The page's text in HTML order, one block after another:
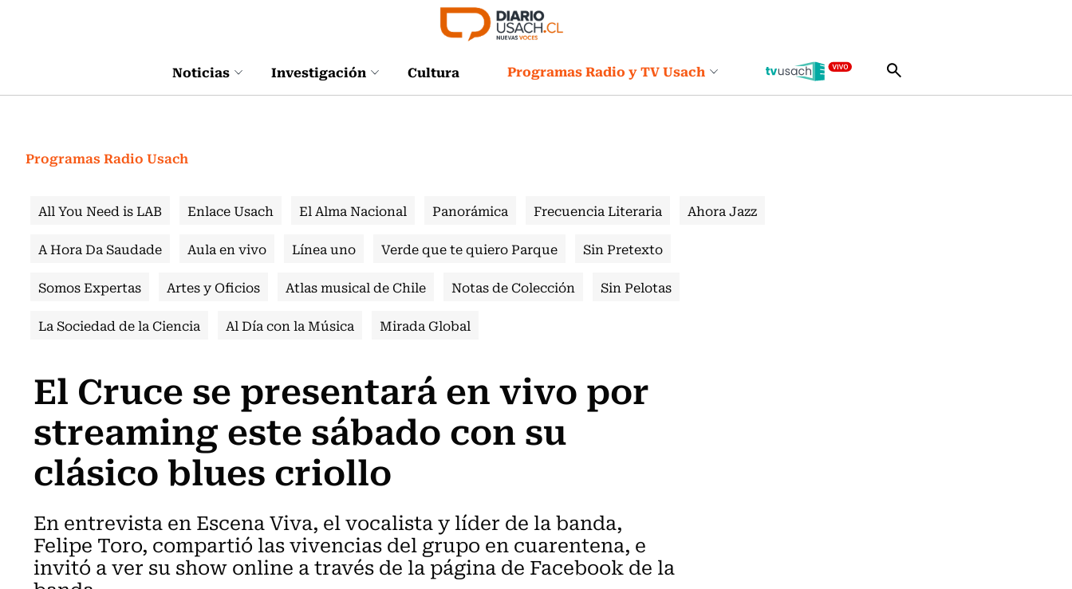
Noticias Investigación Cultura Programas Radio y TV Usach
Programas Radio Usach
All You Need is LAB Enlace Usach El Alma Nacional Panorámica Frecuencia Literaria
Ahora Jazz
A Hora Da Saudade
Aula en vivo Línea uno Verde que te quiero Parque
Sin Pretexto
Somos Expertas
Artes y Oficios Atlas musical de Chile Notas de Colección
Sin Pelotas
La Sociedad de la Ciencia
Al Día con la Música Mirada Global
El Cruce se presentará en vivo por
streaming este sábado con su
clásico blues criollo
En entrevista en Escena Viva, el vocalista y líder de la banda,
Felipe Toro, compartió las vivencias del grupo en cuarentena, e
invitó a ver su show online a través de la página de Facebook de la